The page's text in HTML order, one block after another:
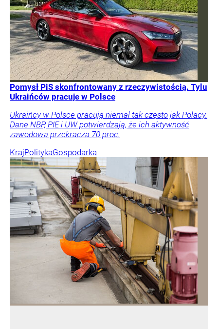
Pomysł PiS skonfrontowany z rzeczywistością. Tylu
Ukraińców pracuje w Polsce
Ukraińcy w Polsce pracują niemal tak często jak Polacy.
Dane NBP, PIE i UW potwierdzają, że ich aktywność
zawodowa przekracza 70 proc.
KrajPolitykaGospodarka